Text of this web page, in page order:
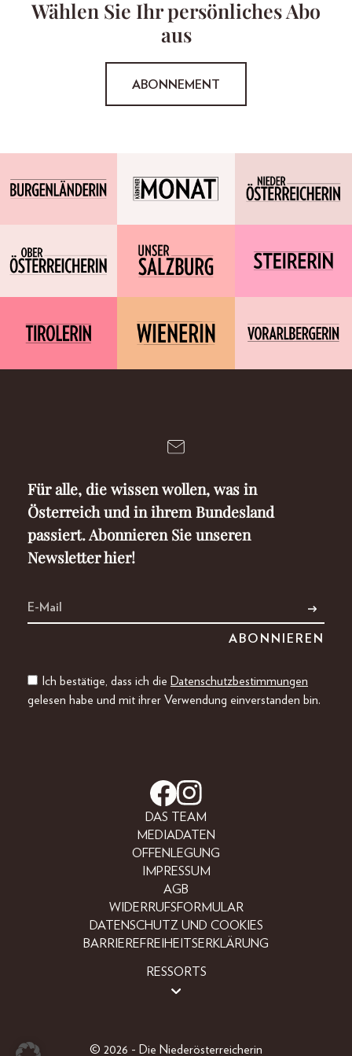
Wählen Sie Ihr persönliches Abo
aus
ABONNEMENT
Für alle, die wissen wollen, was in
Österreich und in ihrem Bundesland
passiert. Abonnieren Sie unseren
Newsletter hier!
Ich bestätige, dass ich die Datenschutzbestimmungen
gelesen habe und mit ihrer Verwendung einverstanden bin.
DAS TEAM
MEDIADATEN
OFFENLEGUNG
IMPRESSUM
AGB
WIDERRUFSFORMULAR
DATENSCHUTZ UND COOKIES
BARRIEREFREIHEITSERKLÄRUNG
RESSORTS
© 2026 - Die Niederösterreicherin